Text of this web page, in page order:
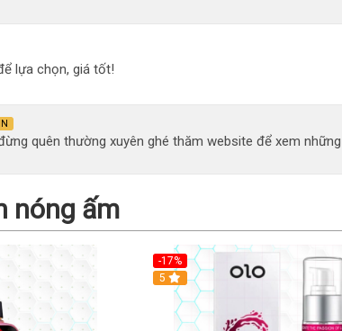
lựa chọn, giá tốt!
quên thường xuyên ghé thăm website để xem
nóng ấm
-17%
5